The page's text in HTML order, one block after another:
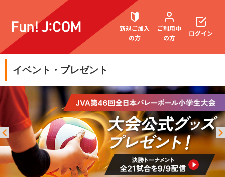
新規ご加入
の方
ご利用中
の方
契約内容確認・変更
お困りごと解決・よくあるご質問
ログイン
イベント・プレゼント